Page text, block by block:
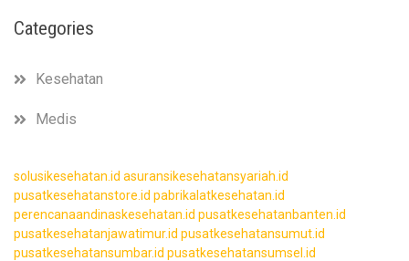
Categories
Kesehatan
Medis
solusikesehatan.id asuransikesehatansyariah.id
pusatkesehatanstore.id pabrikalatkesehatan.id
perencanaandinaskesehatan.id pusatkesehatanbanten.id
pusatkesehatanjawatimur.id pusatkesehatansumut.id
pusatkesehatansumbar.id pusatkesehatansumsel.id